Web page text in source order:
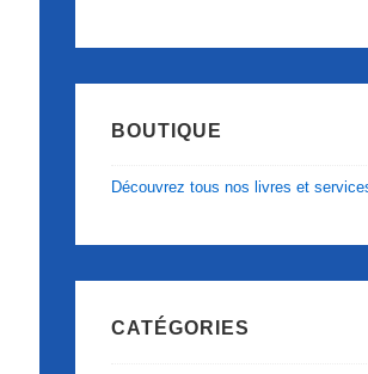
BOUTIQUE
Découvrez tous nos livres et
CATÉGORIES